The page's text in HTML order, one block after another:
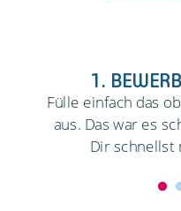
1.
Fülle einfach das
aus. Das war es
Dir schnellst